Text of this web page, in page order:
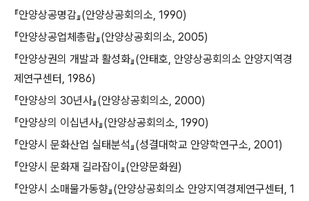
『안양상공명감』(안양상공회의소, 1990)
『안양상공업체총람』(안양상공회의소, 2005)
『안양상권의 개발과 활성화』(안태호, 안양상공회의소 안양지역경
제연구센터, 1986)
『안양상의 30년사』(안양상공회의소, 2000)
『안양상의 이십년사』(안양상공회의소, 1990)
『안양시 문화산업 실태분석』(성결대학교 안양학연구소, 2001)
『안양시 문화재 길라잡이』(안양문화원)
『안양시 소매물가동향』(안양상공회의소 안양지역경제연구센터, 1